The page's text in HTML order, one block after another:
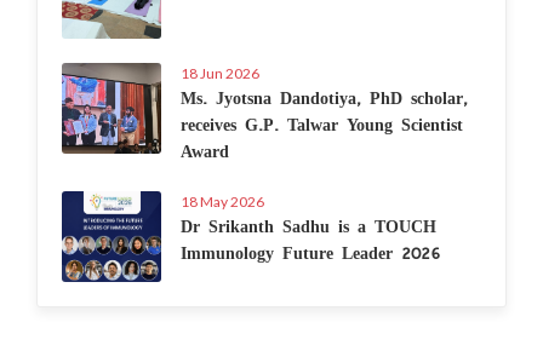
18 Jun 2026
Ms. Jyotsna Dandotiya, PhD scholar,
receives G.P. Talwar Young Scientist
Award
18 May 2026
Dr Srikanth Sadhu is a TOUCH
Immunology Future Leader 2026